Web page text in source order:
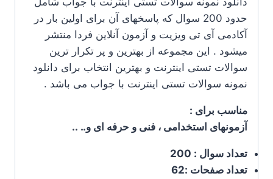
حدود 200 سوال که پاسخهای آن برای اولین بار در
آکادمی آی تی ویزیت و آزمون آنلاین فردا منتشر
میشود . این مجموعه از بهترین و پر تکرار ترین
سوالات تستی اینترنت و بهترین انتخاب برای دانلود
نمونه سوالات تستی اینترنت با جواب می باشد .
مناسب برای :
آزمونهای استخدامی ، فنی و حرفه ای و.. ..
تعداد سوال : 200
تعداد صفحات :62